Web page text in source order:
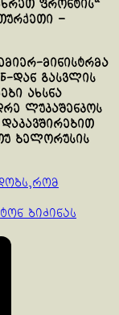
ფრონტის“
–
მინისტრმა
დან გასვლის
ახსნა
ლუკაშენკოს
ბელორუსის
ბიძინას